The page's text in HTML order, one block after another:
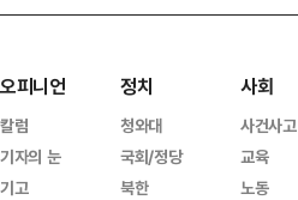
오피니언
칼럼
기자의 눈
기고
정치
청와대
국회/정당
북한
사회
사건사고
교육
노동